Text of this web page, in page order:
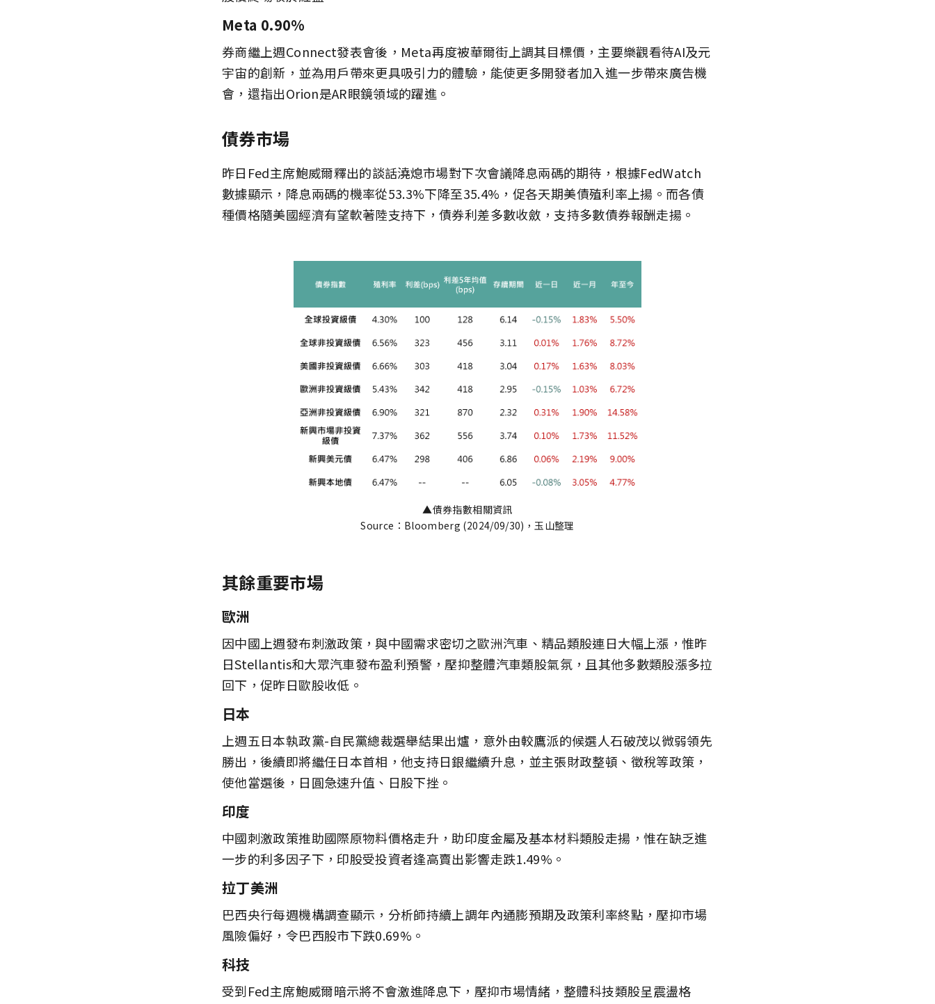
Meta 0.90%
券商繼上週Connect發表會後，Meta再度被華爾街上調其目標價，主要樂觀看待AI及元
宇宙的創新，並為用戶帶來更具吸引力的體驗，能使更多開發者加入進一步帶來廣告機
會，還指出Orion是AR眼鏡領域的躍進。
債券市場
昨日Fed主席鮑威爾釋出的談話澆熄市場對下次會議降息兩碼的期待，根據FedWatch
數據顯示，降息兩碼的機率從53.3%下降至35.4%，促各天期美債殖利率上揚。而各債
種價格隨美國經濟有望軟著陸支持下，債券利差多數收斂，支持多數債券報酬走揚。
▲債券指數相關資訊
Source：Bloomberg (2024/09/30)，玉山整理
其餘重要市場
歐洲
因中國上週發布刺激政策，與中國需求密切之歐洲汽車、精品類股連日大幅上漲，惟昨
日Stellantis和大眾汽車發布盈利預警，壓抑整體汽車類股氣氛，且其他多數類股漲多拉
回下，促昨日歐股收低。
日本
上週五日本執政黨-自民黨總裁選舉結果出爐，意外由較鷹派的候選人石破茂以微弱領先
勝出，後續即將繼任日本首相，他支持日銀繼續升息，並主張財政整頓、徵稅等政策，
使他當選後，日圓急速升值、日股下挫。
印度
中國刺激政策推助國際原物料價格走升，助印度金屬及基本材料類股走揚，惟在缺乏進
一步的利多因子下，印股受投資者逢高賣出影響走跌1.49%。
拉丁美洲
巴西央行每週機構調查顯示，分析師持續上調年內通膨預期及政策利率終點，壓抑市場
風險偏好，令巴西股市下跌0.69%。
科技
受到Fed主席鮑威爾暗示將不會激進降息下，壓抑市場情緒，整體科技類股呈震盪格